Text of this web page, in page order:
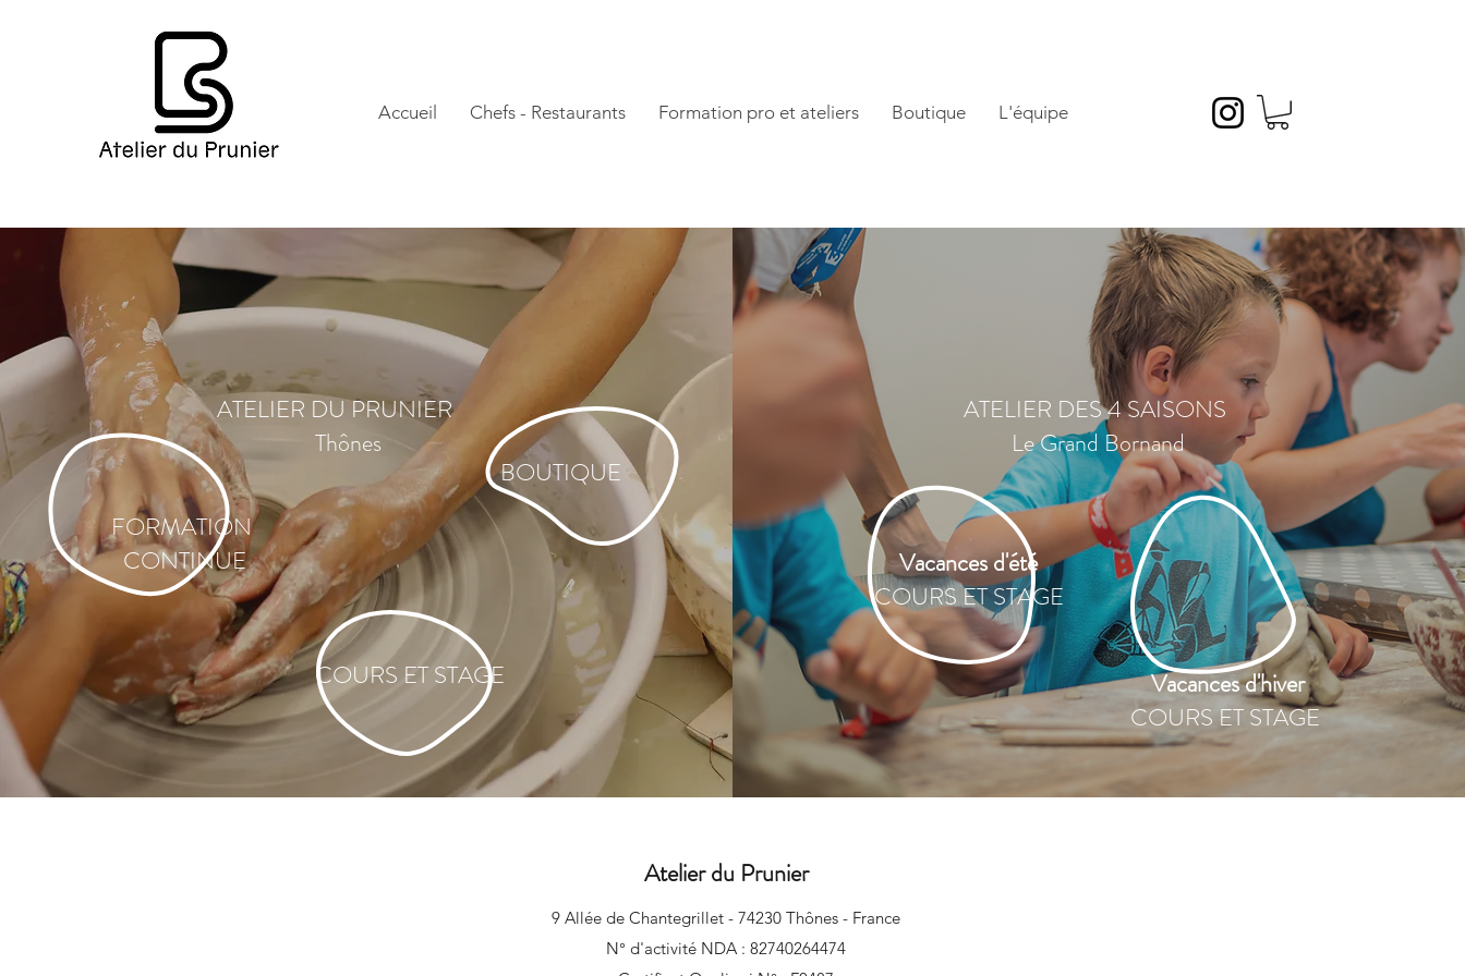
Accueil Chefs - Restaurants Formation pro et ateliers Boutique L'équipe
FORMATION
CONTINUE
ATELIER DU PRUNIER
Thônes
COURS ET STAGE
BOUTIQUE
ATELIER DES 4 SAISONS
Le Grand Bornand
Vacances d'été
COURS ET STAGE
Vacances d'hiver
COURS ET STAGE
Atelier du Prunier
9 Allée de Chantegrillet - 74230 Thônes - France
N° d'activité NDA : 82740264474